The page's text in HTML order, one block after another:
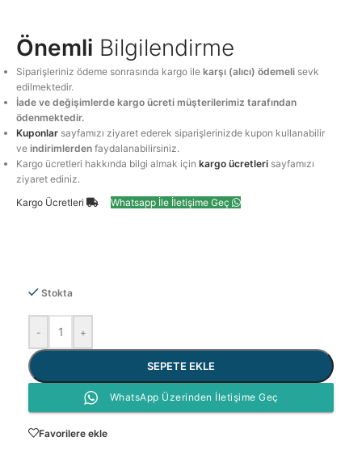
Önemli Bilgilendirme
Siparişleriniz ödeme sonrasında kargo ilekarşı (alıcı) ödemeli sevk
edilmektedir.
İade ve değişimlerde kargo ücreti müşterilerimiz tarafından
ödenmektedir.
Kuponlar sayfamızı ziyaret ederek siparişlerinizde kupon kullanabilir
veindirimlerden faydalanabilirsiniz.
Kargo ücretleri hakkında bilgi almak içinkargo ücretleri sayfamızı
ziyaret ediniz.
Kargo Ücretleri
Whatsapp İle İletişime Geç
Stokta
- +
SEPETE EKLE
WhatsApp Üzerinden İletişime Geç
Favorilere ekle